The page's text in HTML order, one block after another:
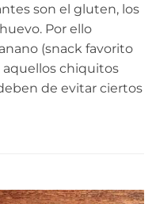
son el gluten, los
Por ello
(snack favorito
aquellos chiquitos
de evitar ciertos